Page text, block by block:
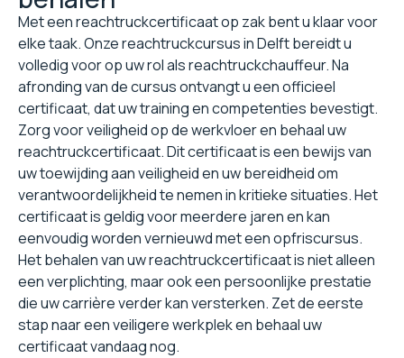
Met een reachtruckcertificaat op zak bent u klaar voor
elke taak. Onze reachtruckcursus in Delft bereidt u
volledig voor op uw rol als reachtruckchauffeur. Na
afronding van de cursus ontvangt u een officieel
certificaat, dat uw training en competenties bevestigt.
Zorg voor veiligheid op de werkvloer en behaal uw
reachtruckcertificaat. Dit certificaat is een bewijs van
uw toewijding aan veiligheid en uw bereidheid om
verantwoordelijkheid te nemen in kritieke situaties. Het
certificaat is geldig voor meerdere jaren en kan
eenvoudig worden vernieuwd met een opfriscursus.
Het behalen van uw reachtruckcertificaat is niet alleen
een verplichting, maar ook een persoonlijke prestatie
die uw carrière verder kan versterken. Zet de eerste
stap naar een veiligere werkplek en behaal uw
certificaat vandaag nog.